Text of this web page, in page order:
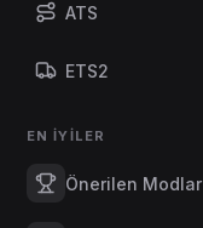
ATS
ETS2
EN İYILER
Önerilen Modlar